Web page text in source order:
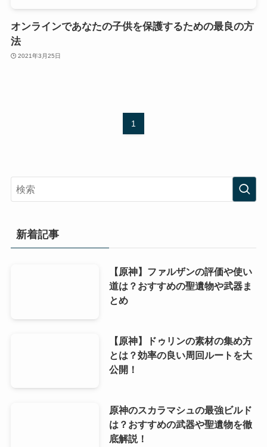
オンラインであなたの子供を保護するための最良の方
法
2021年3月25日
1
新着記事
【原神】ファルザンの評価や使い
道は？おすすめの聖遺物や武器ま
とめ
【原神】ドゥリンの素材の集め方
とは？効率の良い周回ルートを大
公開！
原神のスカラマシュの最強ビルド
は？おすすめの武器や聖遺物を徹
底解説！